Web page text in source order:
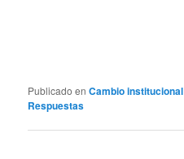
Publicado en Cambio institucional
Respuestas